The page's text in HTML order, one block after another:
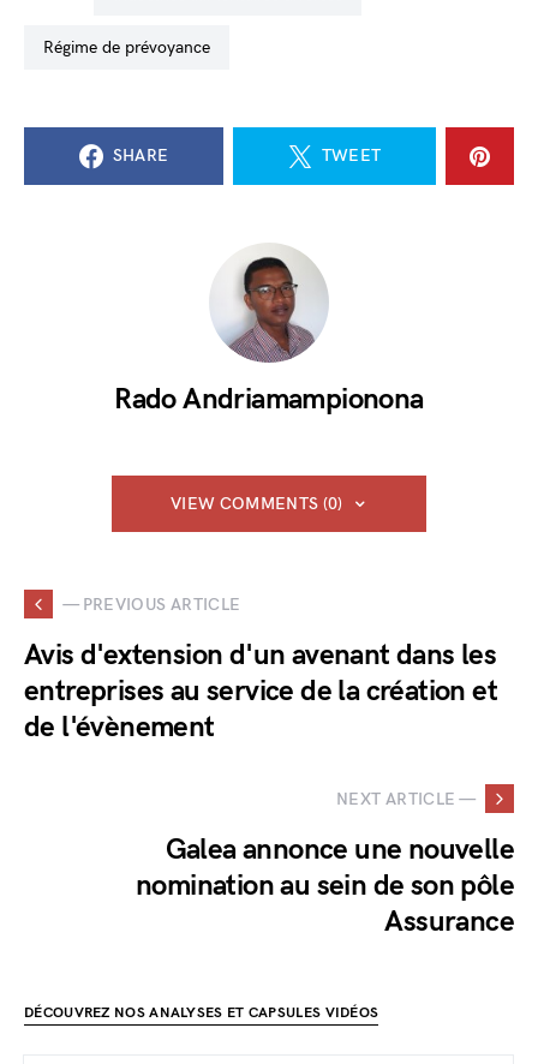
régime de prévoyance
SHARE TWEET
Rado Andriamampionona
VIEW COMMENTS (0)
— PREVIOUS ARTICLE
Avis d'extension d'un avenant dans les
entreprises au service de la création et
de l'évènement
NEXT ARTICLE —
Galea annonce une nouvelle
nomination au sein de son pôle
Assurance
DÉCOUVREZ NOS ANALYSES ET CAPSULES VIDÉOS